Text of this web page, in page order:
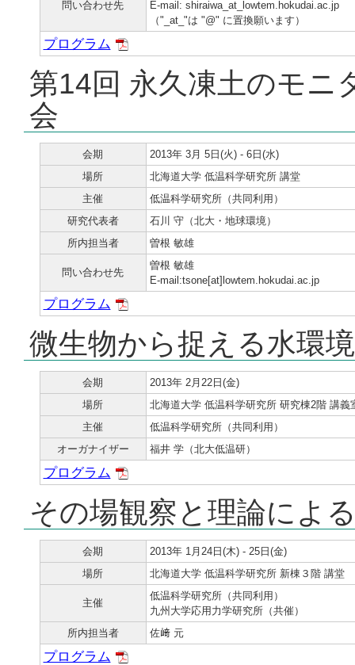
問い合わせ先
E-mail: shiraiwa_at_lowtem.hokudai.ac.jp
（"_at_"は "@" に置換願います）
プログラム
第14回 永久凍土のモニ
会
会期
2013年 3月 5日(火) - 6日(水)
場所
北海道大学 低温科学研究所 講堂
主催
低温科学研究所（共同利用）
研究代表者
石川 守（北大・地球環境）
所内担当者
曽根 敏雄
問い合わせ先
曽根 敏雄
E-mail:tsone[at]lowtem.hokudai.ac.jp
プログラム
微生物から捉える水環
会期
2013年 2月22日(金)
場所
北海道大学 低温科学研究所 研究棟2階 講義
主催
低温科学研究所（共同利用）
オーガナイザー
福井 学（北大低温研）
プログラム
その場観察と理論によ
会期
2013年 1月24日(木) - 25日(金)
場所
北海道大学 低温科学研究所 新棟３階 講堂
主催
低温科学研究所（共同利用）
九州大学応用力学研究所（共催）
所内担当者
佐﨑 元
プログラム